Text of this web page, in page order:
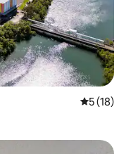
平均评分
5 (18)